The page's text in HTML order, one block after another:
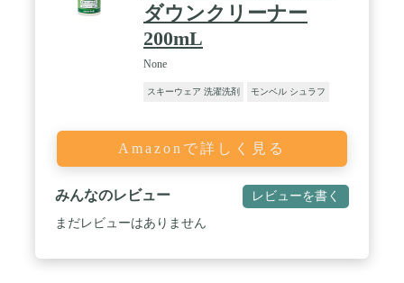
ダウンクリーナー
200mL
None
スキーウェア 洗濯洗剤 モンベル シュラフ
Amazonで詳しく見る
みんなのレビュー レビューを書く
まだレビューはありません